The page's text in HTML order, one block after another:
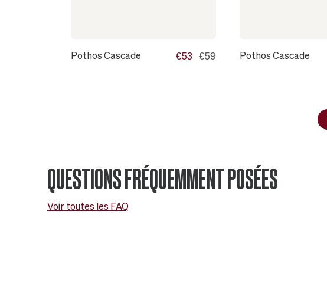
Pothos Cascade €53 €59 Pothos Cascade
QUESTIONS FRÉQUEMMENT POSÉES
Voir toutes les FAQ